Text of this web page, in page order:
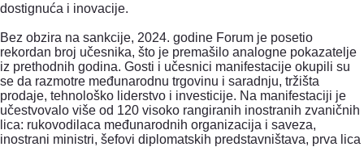
dostignuća i inovacije.
Bez obzira na sankcije, 2024. godine Forum je posetio
rekordan broj učesnika, što je premašilo analogne pokazatelje
iz prethodnih godina. Gosti i učesnici manifestacije okupili su
se da razmotre međunarodnu trgovinu i saradnju, tržišta
prodaje, tehnološko liderstvo i investicije. Na manifestaciji je
učestvovalo više od 120 visoko rangiranih inostranih zvaničnih
lica: rukovodilaca međunarodnih organizacija i saveza,
inostrani ministri, šefovi diplomatskih predstavništava, prva lica